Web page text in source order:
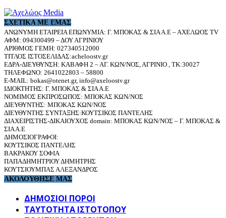
ΣΧΕΤΙΚΆ ΜΕ ΕΜΆΣ
ΑΝΩΝΥΜΗ ΕΤΑΙΡΕΙΑ ΕΠΩΝΥΜΙΑ: Γ. ΜΠΟΚΑΣ & ΣΙΑ Α.Ε – ΑΧΕΛΩΟΣ TV
ΑΦΜ: 094300499 – ΔΟΥ ΑΓΡΙΝΙΟΥ
ΑΡΙΘΜΟΣ ΓΕΜΗ: 027340512000
ΤΙΤΛΟΣ ΙΣΤΟΣΕΛΙΔΑΣ:acheloostv.gr
ΕΔΡΑ-ΔΙΕΥΘΥΝΣΗ: ΚΑΒΑΦΗ 2 – ΑΓ. ΚΩΝ/ΝΟΣ, ΑΓΡΙΝΙΟ , ΤΚ:30027
ΤΗΛΕΦΩΝΟ: 2641022803 – 58800
E-MAIL: bokas@otenet.gr, info@axeloostv.gr
ΙΔΙΟΚΤΗΤΗΣ: Γ. ΜΠΟΚΑΣ & ΣΙΑ Α.Ε
ΝΟΜΙΜΟΣ ΕΚΠΡΟΣΩΠΟΣ: ΜΠΟΚΑΣ ΚΩΝ/ΝΟΣ
ΔΙΕΥΘΥΝΤΗΣ: ΜΠΟΚΑΣ ΚΩΝ/ΝΟΣ
ΔΙΕΥΘΥΝΤΗΣ ΣΥΝΤΑΞΗΣ:ΚΟΥΤΣΙΚΟΣ ΠΑΝΤΕΛΗΣ
ΔΙΑΧΕΙΡΙΣΤΗΣ-ΔΙΚΑΙΟΥΧΟΣ domain: ΜΠΟΚΑΣ ΚΩΝ/ΝΟΣ – Γ. ΜΠΟΚΑΣ &
ΣΙΑ Α.Ε
ΔΗΜΟΣΙΟΓΡΑΦΟΙ:
ΚΟΥΤΣΙΚΟΣ ΠΑΝΤΕΛΗΣ
ΒΑΚΡΑΚΟΥ ΣΟΦΙΑ
ΠΑΠΑΔΗΜΗΤΡΙΟΥ ΔΗΜΗΤΡΗΣ
ΚΟΥΤΣΙΟΥΜΠΑΣ ΑΛΕΞΑΝΔΡΟΣ
ΑΚΟΛΟΥΘΗΣΕ ΜΑΣ
ΔΗΜΟΣΙΟΙ ΠΟΡΟΙ
ΤΑΥΤΌΤΗΤΑ ΙΣΤΌΤΟΠΟΥ